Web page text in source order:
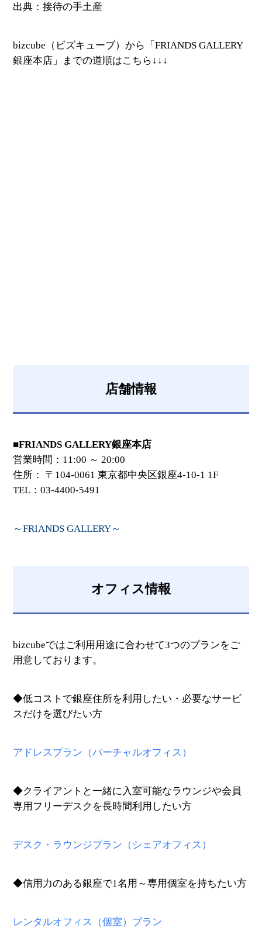
出典：接待の手土産
bizcube（ビズキューブ）から「FRIANDS GALLERY
銀座本店」までの道順はこちら↓↓↓
店舗情報
■FRIANDS GALLERY銀座本店
営業時間：11:00 ～ 20:00
住所： 〒104-0061 東京都中央区銀座4-10-1 1F
TEL：03-4400-5491
～FRIANDS GALLERY～
オフィス情報
bizcubeではご利用用途に合わせて3つのプランをご
用意しております。
◆低コストで銀座住所を利用したい・必要なサービ
スだけを選びたい方
アドレスプラン（バーチャルオフィス）
◆クライアントと一緒に入室可能なラウンジや会員
専用フリーデスクを長時間利用したい方
デスク・ラウンジプラン（シェアオフィス）
◆信用力のある銀座で1名用～専用個室を持ちたい方
レンタルオフィス（個室）プラン